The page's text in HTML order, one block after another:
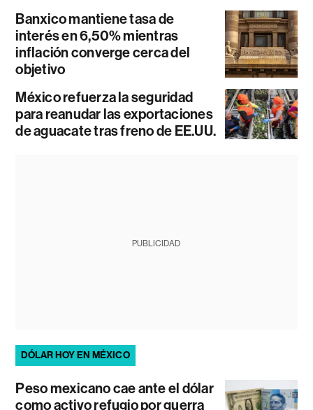
Banxico mantiene tasa de
interés en 6,50% mientras
inflación converge cerca del
objetivo
México refuerza la seguridad
para reanudar las exportaciones
de aguacate tras freno de EE.UU.
PUBLICIDAD
DÓLAR HOY EN MÉXICO
Peso mexicano cae ante el dólar
como activo refugio por guerra